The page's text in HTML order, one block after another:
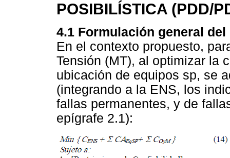
POSIBILÍSTICA (PDD/
4.1 Formulación general
En el contexto propuesto,
Tensión (MT), al optimizar la
ubicación de equipos sp, se
(integrando a la ENS, los
fallas permanentes, y de
epígrafe 2.1):